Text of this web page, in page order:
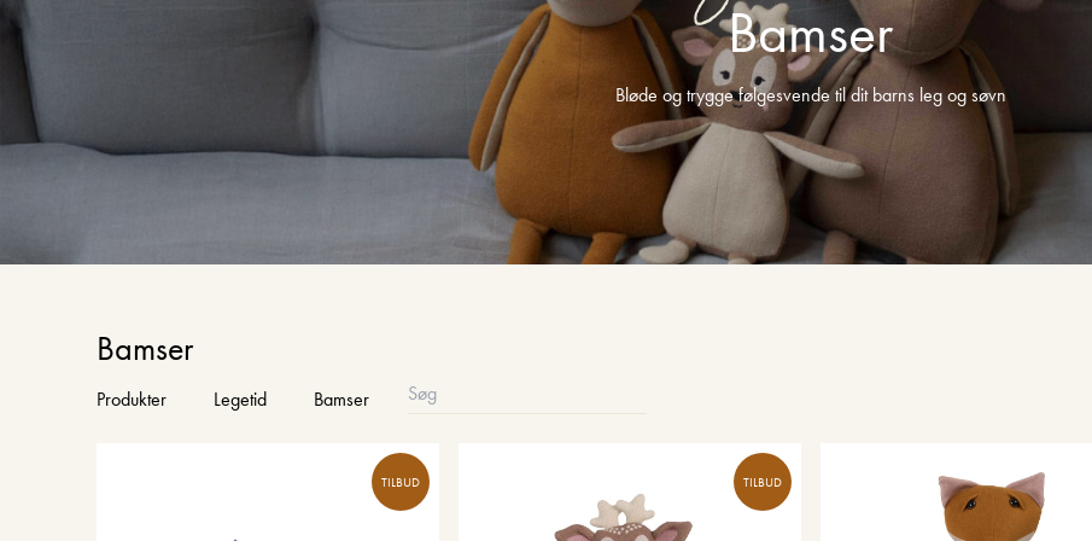
Bamser
Bløde og trygge følgesvende til dit barns leg og søvn
Bamser
Produkter Legetid Bamser
TILBUD TILBUD